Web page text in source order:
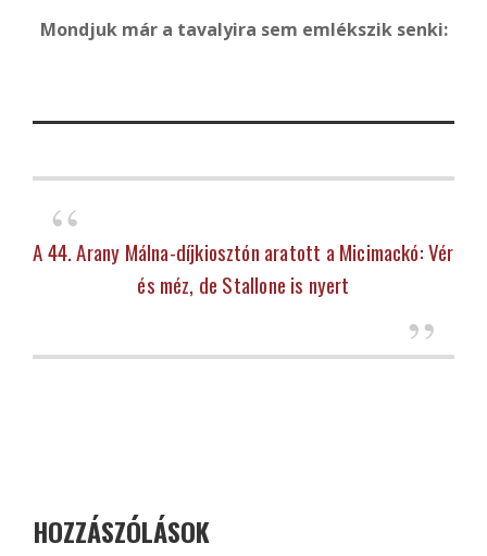
Mondjuk már a tavalyira sem emlékszik senki:
A 44. Arany Málna-díjkiosztón aratott a Micimackó: Vér
és méz, de Stallone is nyert
HOZZÁSZÓLÁSOK